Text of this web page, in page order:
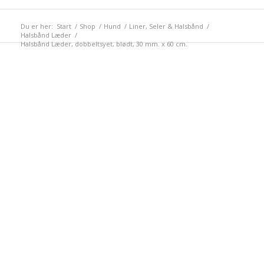
Du er her: Start / Shop / Hund / Liner, Seler & Halsbånd /
Halsbånd Læder /
Halsbånd Læder, dobbeltsyet, blødt, 30 mm. x 60 cm.